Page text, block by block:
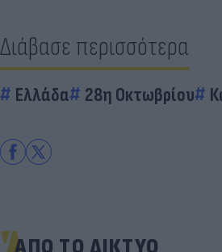
Διάβασε περισσότερα
Ελλάδα 28η Οκτωβρίου
ΑΠΟ ΤΟ ΔΙΚΤΥΟ